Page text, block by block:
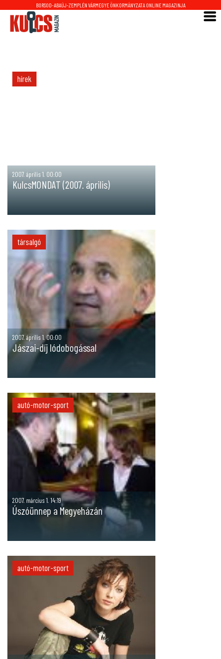
BORSOD-ABAÚJ-ZEMPLÉN VÁRMEGYE ÖNKORMÁNYZATA ONLINE MAGAZINJA
hírek
2007. április 1. 00:00
KulcsMONDAT (2007. április)
társalgó
2007. április 1. 00:00
Jászai-díj lódobogással
autó-motor-sport
2007. március 1. 14:19
Úszóünnep a Megyeházán
autó-motor-sport